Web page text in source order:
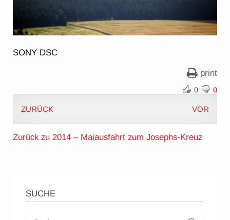
SONY DSC
print
0 0
ZURÜCK VOR
Zurück zu 2014 – Maiausfahrt zum Josephs-Kreuz
SUCHE